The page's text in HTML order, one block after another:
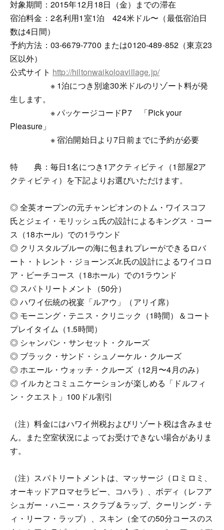
対象期間：2015年12月18日（金）までの滞在
宿泊料金：2名利用1室1泊 424米ドル〜（最低宿泊日
数は4日間）
予約方法：03-6679-7700 または0120-489-852（東京23
区以外）
公式サイト http://hiltonwaikoloavillage.jp/
※ 1泊につき別途30米ドルのリゾート料が発
生します。
※ パッケージコードP7 「Pick your
Pleasure」
※ 宿泊開始日より7日前までに予約が必要
特 典：毎日1名につき1アクティビティ（1部屋2ア
クティビティ）を下記よりお選びいただけます。
◎ 全英オープンの元チャンピオンのトム・ワイスコフ
氏とジェイ・モリッシュ氏の設計によるキングス・コー
ス（18ホール）での1ラウンド
◎ クリスタルブルーの海に包まれプレーができるロバ
ート・トレント・ジョーンズJr.氏の設計によるワイコロ
ア・ビーチコース（18ホール）での1ラウンド
◎ スパトリートメント（50分）
◎ ハワイ伝統の祝宴「ルアウ」（アリイ席）
◎ モーニング・テニス・クリニック（1時間）＆コート
プレイタイム（1.5時間）
◎ シャンパン・サンセット・クルーズ
◎ ブラック・サンド・シュノーケル・クルーズ
◎ ホエール・ウォッチ・クルーズ（12月〜4月のみ）
◎ イルカとコミュニケーションが楽しめる「ドルフィ
ン・クエスト」100ドル割引
（注）料金にはハワイ州税およびリゾート税は含みませ
ん。また空室状況によってお受けできない場合がありま
す。
（注）スパトリートメントは、マッサージ（ロミロミ、
オーキッドアロマセラピー、コハラ）、ボディ（レフア
シュガー・ハニー・スクラブ＆ラップ、クーリング・テ
ィ・リーフ・ラップ）、スキン（全ての50分コースのス